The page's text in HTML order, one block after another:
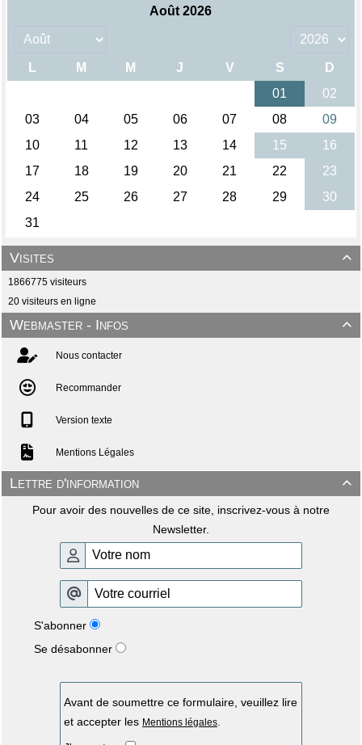

Visites
1866775 visiteurs
20 visiteurs en ligne

Webmaster - Infos
Nous contacter
Recommander
Version texte
Mentions Légales

Lettre d'information
Pour avoir des nouvelles de ce site, inscrivez-vous à notre
Newsletter.
S'abonner
Se désabonner
Avant de soumettre ce formulaire, veuillez lire
et accepter les Mentions légales